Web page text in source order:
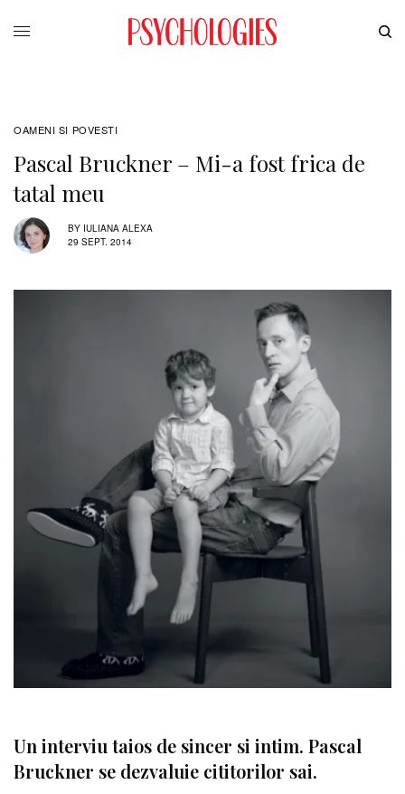
OAMENI SI POVESTI
Pascal Bruckner – Mi-a fost frica de
tatal meu
BY IULIANA ALEXA
29 SEPT. 2014
Un interviu taios de sincer si intim. Pascal
Bruckner se dezvaluie cititorilor sai.